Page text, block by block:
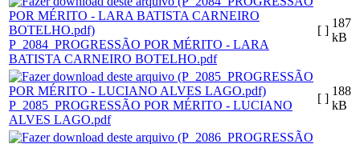
P_2084_PROGRESSÃO POR MÉRITO - LARA
BATISTA CARNEIRO BOTELHO.pdf
[ ]
187
kB
P_2085_PROGRESSÃO POR MÉRITO - LUCIANO
ALVES LAGO.pdf
[ ]
188
kB